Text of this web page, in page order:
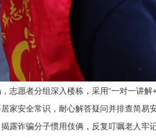
志愿者分组深入楼栋，采用“一对一讲
家安全常识，耐心解答疑问并排查简
露诈骗分子惯用伎俩，反复叮嘱老人